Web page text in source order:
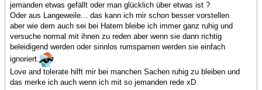
jemanden etwas gefällt oder man glücklich über etwas ist ?
Oder aus Langeweile... das kann ich mir schon besser vorstellen
aber wie dem auch sei bei Hatern bleibe ich immer ganz ruhig und
versuche normal mit ihnen zu reden aber wenn sie dann richtig
beleidigend werden oder sinnlos rumspamen werden sie einfach
ignoriert.
Love and tolerate hilft mir bei manchen Sachen ruhig zu bleiben und
das merke ich auch wenn ich mit so jemanden rede xD